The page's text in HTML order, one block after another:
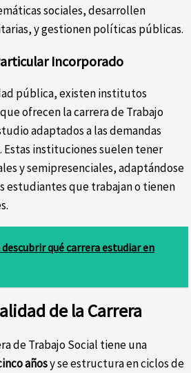
sociales, desarrollen
y gestionen políticas públicas.
Incorporado
pública, existen institutos
ofrecen la carrera de Trabajo
adaptados a las demandas
Estas instituciones suelen tener
y semipresenciales, adaptándose
estudiantes que trabajan o tienen
qué carrera estudiar en
de la Carrera
de Trabajo Social tiene una
añosy se estructura en ciclos de